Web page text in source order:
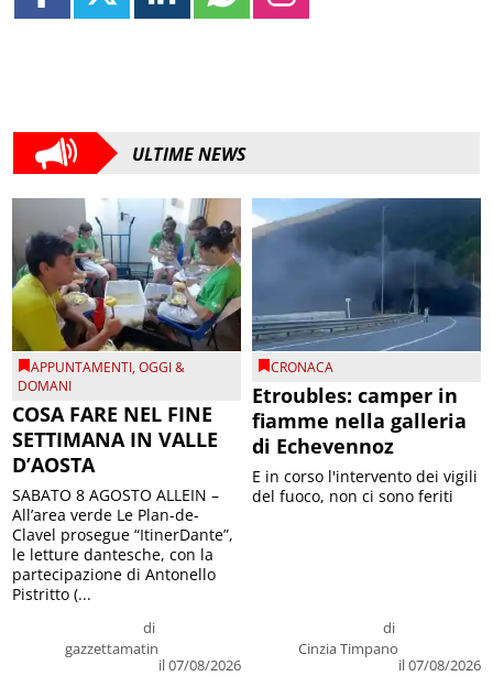
ULTIME NEWS
APPUNTAMENTI,OGGI &
DOMANI
COSA FARE NEL FINE
SETTIMANA IN VALLE
D’AOSTA
di
gazzettamatin
il 07/08/2026
SABATO 8 AGOSTO ALLEIN –
All’area verde Le Plan-de-
Clavel prosegue “ItinerDante”,
le letture dantesche, con la
partecipazione di Antonello
Pistritto (...
CRONACA
Etroubles: camper in
fiamme nella galleria
di Echevennoz
di
Cinzia Timpano
il 07/08/2026
E in corso l'intervento dei vigili
del fuoco, non ci sono feriti